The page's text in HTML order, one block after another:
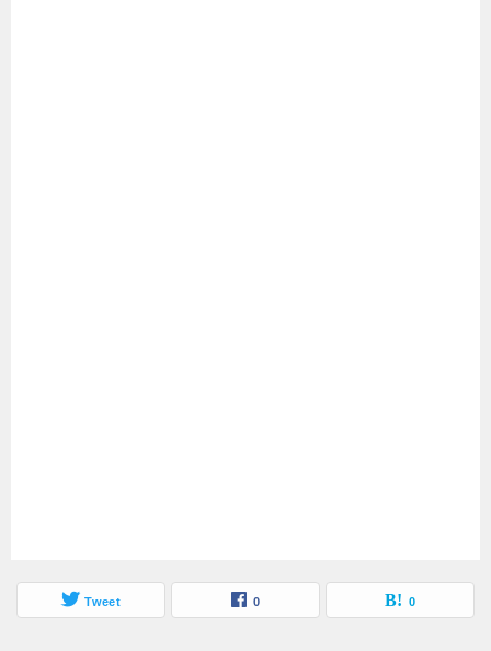
Tweet 0 0